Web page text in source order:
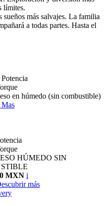
límites.
sueños más salvajes. La familia
a todas partes. Hasta el
Potencia
en húmedo (sin combustible)
HÚMEDO SIN
MXN i
más